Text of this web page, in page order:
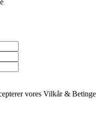
vores Vilkår &